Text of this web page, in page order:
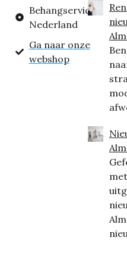
Behangservice
Nederland
Ga naar onze
webshop